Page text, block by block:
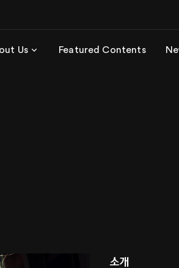
Us Featured Contents
소개